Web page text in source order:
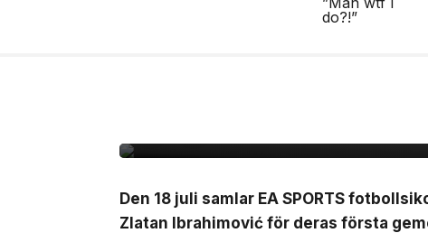
Den 18 juli samlar EA SPORTS
Zlatan Ibrahimović för deras första